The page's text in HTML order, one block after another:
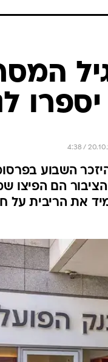
השבוע
הם הפיצו
את הריבית על